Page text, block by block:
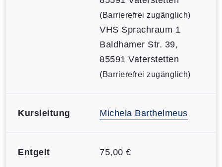
(Barrierefrei zugänglich)
VHS Sprachraum 1
Baldhamer Str. 39,
85591 Vaterstetten
(Barrierefrei zugänglich)
Kursleitung Michela Barthelmeus
Entgelt 75,00 €